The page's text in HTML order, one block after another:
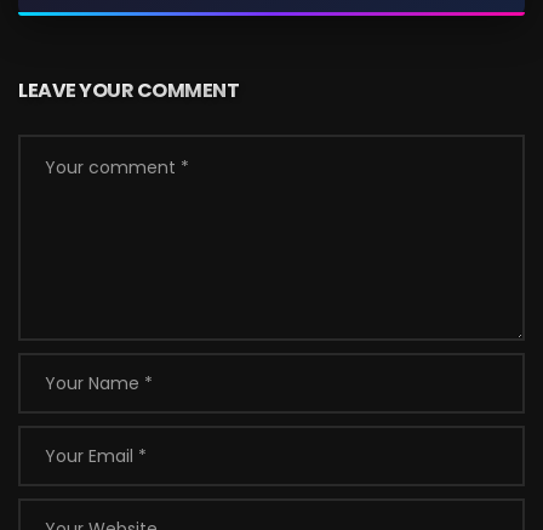
LEAVE YOUR COMMENT